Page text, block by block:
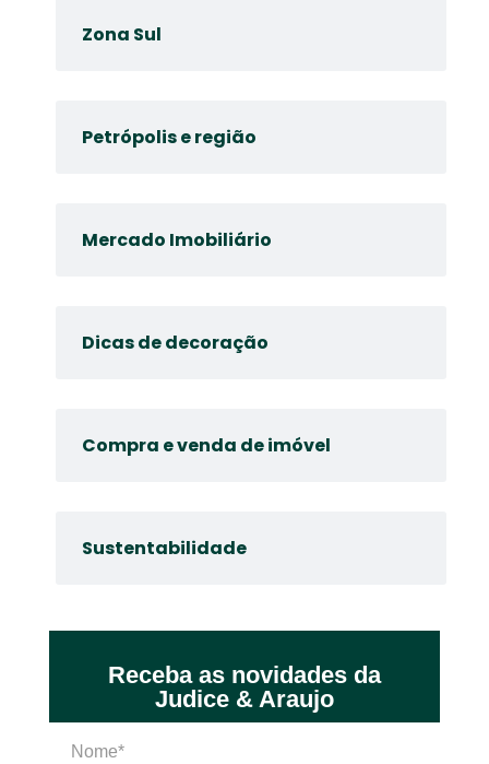
Zona Sul
Petrópolis e região
Mercado Imobiliário
Dicas de decoração
Compra e venda de imóvel
Sustentabilidade
Receba as novidades da
Judice & Araujo
Nome*